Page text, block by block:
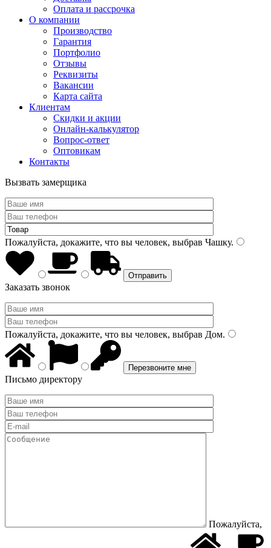
Оплата и рассрочка
О компании
Производство
Гарантия
Портфолио
Отзывы
Реквизиты
Вакансии
Карта сайта
Клиентам
Скидки и акции
Онлайн-калькулятор
Вопрос-ответ
Оптовикам
Контакты
Вызвать замерщика
Пожалуйста, докажите, что вы человек, выбрав Чашку.
Заказать звонок
Пожалуйста, докажите, что вы человек, выбрав Дом.
Письмо директору
Пожалуйста,